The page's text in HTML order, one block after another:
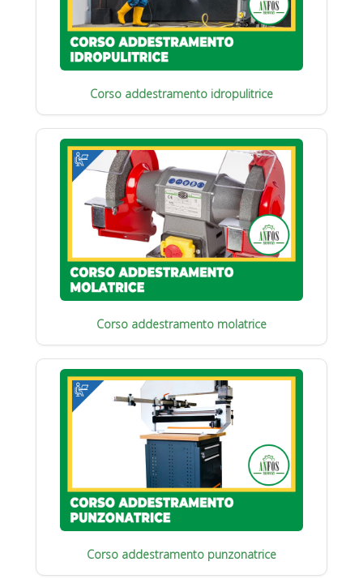
Corso addestramento idropulitrice
Corso addestramento molatrice
Corso addestramento punzonatrice